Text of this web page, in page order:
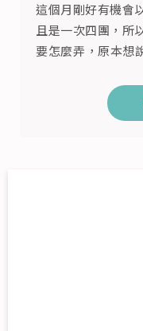
這個月剛好有機會
且是一次四團，所
要怎麼弄，原本想
到的資料顯示，
需要用護照去登記